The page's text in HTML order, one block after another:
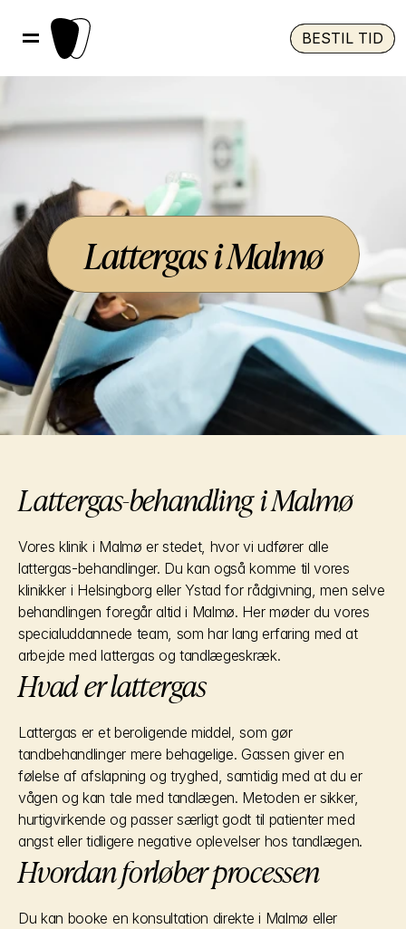
BESTIL TID
Lattergas i Malmø
Lattergas-behandling i Malmø
Vores klinik i Malmø er stedet, hvor vi udfører alle
lattergas-behandlinger. Du kan også komme til vores
klinikker i Helsingborg eller Ystad for rådgivning, men selve
behandlingen foregår altid i Malmø. Her møder du vores
specialuddannede team, som har lang erfaring med at
arbejde med lattergas og tandlægeskræk.
Hvad er lattergas
Lattergas er et beroligende middel, som gør
tandbehandlinger mere behagelige. Gassen giver en
følelse af afslapning og tryghed, samtidig med at du er
vågen og kan tale med tandlægen. Metoden er sikker,
hurtigvirkende og passer særligt godt til patienter med
angst eller tidligere negative oplevelser hos tandlægen.
Hvordan forløber processen
Du kan booke en konsultation direkte i Malmø eller